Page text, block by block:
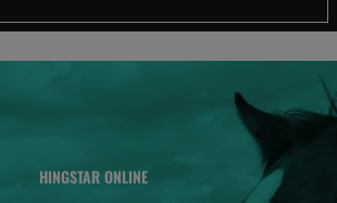
HINGSTAR ONLINE